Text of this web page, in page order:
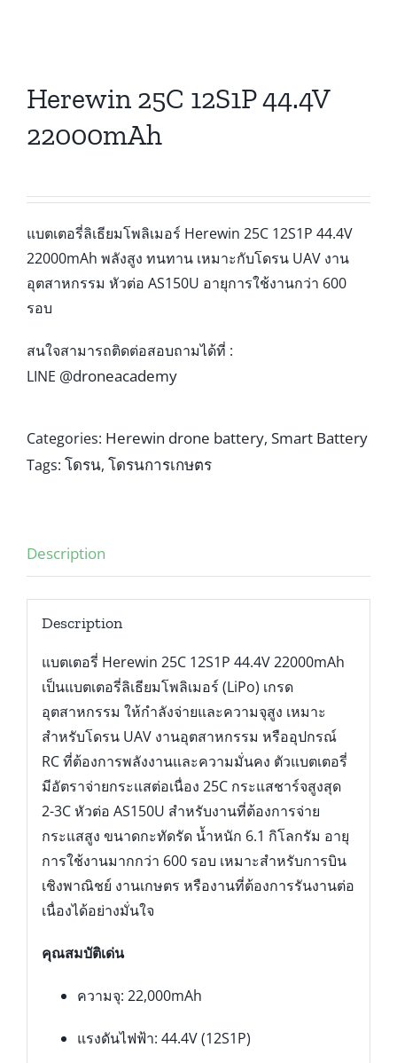
Herewin 25C 12S1P 44.4V
22000mAh
แบตเตอรี่ลิเธียมโพลิเมอร์ Herewin 25C 12S1P 44.4V
22000mAh พลังสูง ทนทาน เหมาะกับโดรน UAV งาน
อุตสาหกรรม หัวต่อ AS150U อายุการใช้งานกว่า 600
รอบ
สนใจสามารถติดต่อสอบถามได้ที่ :
LINE @droneacademy
Categories: Herewin drone battery, Smart Battery
Tags: โดรน, โดรนการเกษตร
Description
Description
แบตเตอรี่ Herewin 25C 12S1P 44.4V 22000mAh
เป็นแบตเตอรี่ลิเธียมโพลิเมอร์ (LiPo) เกรด
อุตสาหกรรม ให้กำลังจ่ายและความจุสูง เหมาะ
สำหรับโดรน UAV งานอุตสาหกรรม หรืออุปกรณ์
RC ที่ต้องการพลังงานและความมั่นคง ตัวแบตเตอรี่
มีอัตราจ่ายกระแสต่อเนื่อง 25C กระแสชาร์จสูงสุด
2-3C หัวต่อ AS150U สำหรับงานที่ต้องการจ่าย
กระแสสูง ขนาดกะทัดรัด น้ำหนัก 6.1 กิโลกรัม อายุ
การใช้งานมากกว่า 600 รอบ เหมาะสำหรับการบิน
เชิงพาณิชย์ งานเกษตร หรืองานที่ต้องการรันงานต่อ
เนื่องได้อย่างมั่นใจ
คุณสมบัติเด่น
ความจุ: 22,000mAh
แรงดันไฟฟ้า: 44.4V (12S1P)